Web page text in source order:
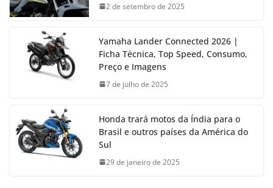
2 de setembro de 2025
Yamaha Lander Connected 2026 |
Ficha Técnica, Top Speed, Consumo,
Preço e Imagens
7 de julho de 2025
Honda trará motos da Índia para o
Brasil e outros países da América do
Sul
29 de janeiro de 2025